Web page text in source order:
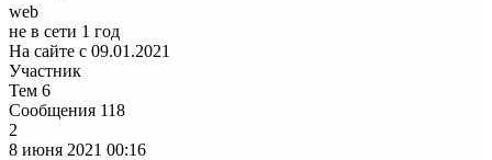
web
не в сети 1 год
На сайте с 09.01.2021
Участник
Тем 6
Сообщения 118
2
8 июня 2021 00:16